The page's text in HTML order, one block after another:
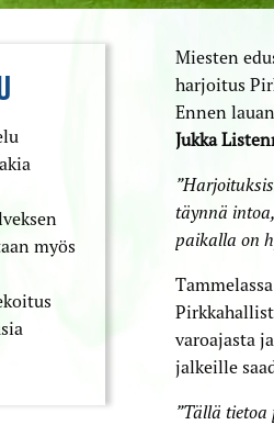
myös
Miesten
harjoitus
Ennen
Jukka
täynnä
paikalla on
varoajasta
jalkeille
”Tällä